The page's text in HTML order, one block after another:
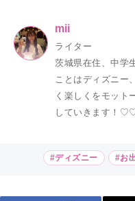
mii
ライター
茨城県在住、中学
ことはディズニー
く楽しくをモット
していきます！
#ディズニー #お